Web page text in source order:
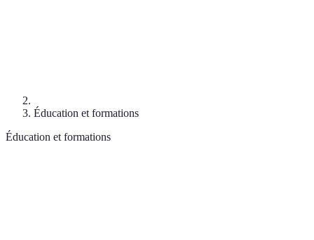
Éducation et formations
Éducation et formations